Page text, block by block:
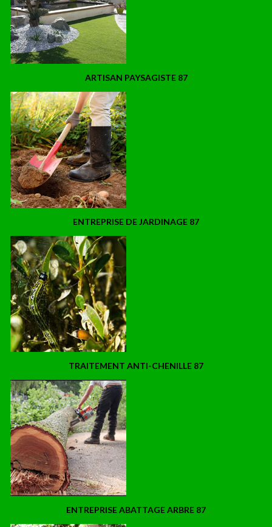
ARTISAN PAYSAGISTE 87
ENTREPRISE DE JARDINAGE 87
TRAITEMENT ANTI-CHENILLE 87
ENTREPRISE ABATTAGE ARBRE 87